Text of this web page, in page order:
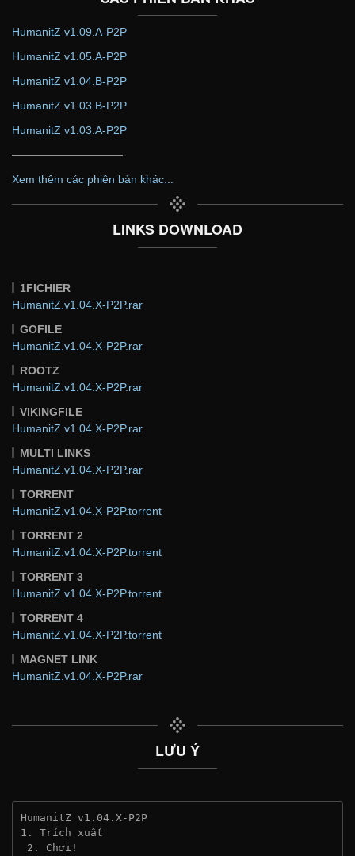
HumanitZ v1.09.A-P2P
HumanitZ v1.05.A-P2P
HumanitZ v1.04.B-P2P
HumanitZ v1.03.B-P2P
HumanitZ v1.03.A-P2P
——————————
Xem thêm các phiên bản khác...
LINKS DOWNLOAD
1FICHIER
HumanitZ.v1.04.X-P2P.rar
GOFILE
HumanitZ.v1.04.X-P2P.rar
ROOTZ
HumanitZ.v1.04.X-P2P.rar
VIKINGFILE
HumanitZ.v1.04.X-P2P.rar
MULTI LINKS
HumanitZ.v1.04.X-P2P.rar
TORRENT
HumanitZ.v1.04.X-P2P.torrent
TORRENT 2
HumanitZ.v1.04.X-P2P.torrent
TORRENT 3
HumanitZ.v1.04.X-P2P.torrent
TORRENT 4
HumanitZ.v1.04.X-P2P.torrent
MAGNET LINK
HumanitZ.v1.04.X-P2P.rar
LƯU Ý
HumanitZ v1.04.X-P2P
1. Trích xuất
2. Chơi!